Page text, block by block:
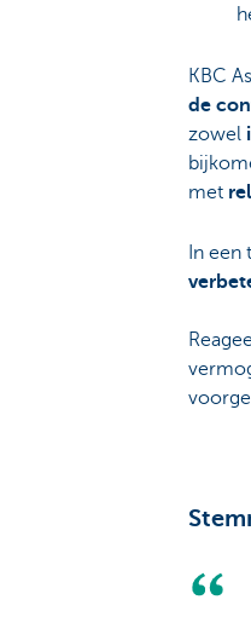
KBC
de
zowel
met
In een